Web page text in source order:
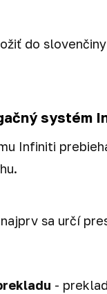
do
systém
Infiniti
sa určí
-